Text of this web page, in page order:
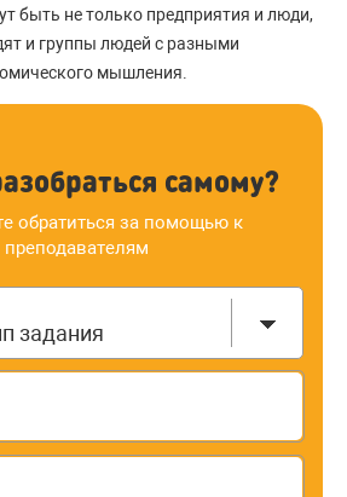
быть не только предприятия и люди,
и группы людей с разными
мышления.
самому?
обратиться за помощью к
преподавателям
задания